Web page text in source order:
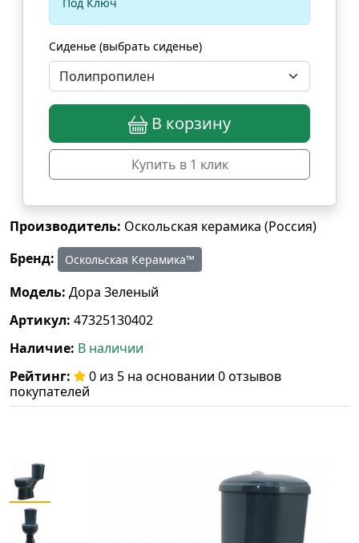
Сиденье (выбрать сиденье)
В корзину
Купить в 1 клик
Производитель: Оскольская керамика (Россия)
Бренд:
Оскольская Керамика™
Модель: Дора Зеленый
Артикул: 47325130402
Наличие: В наличии
Рейтинг:
0 из 5 на основании 0 отзывов
покупателей